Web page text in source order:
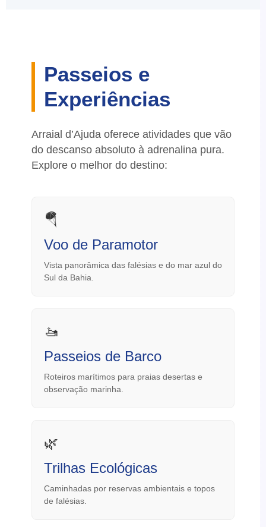
Passeios e
Experiências
Arraial d’Ajuda oferece atividades que vão
do descanso absoluto à adrenalina pura.
Explore o melhor do destino:
🪂
Voo de Paramotor
Vista panorâmica das falésias e do mar azul do
Sul da Bahia.
🚤
Passeios de Barco
Roteiros marítimos para praias desertas e
observação marinha.
🌿
Trilhas Ecológicas
Caminhadas por reservas ambientais e topos
de falésias.